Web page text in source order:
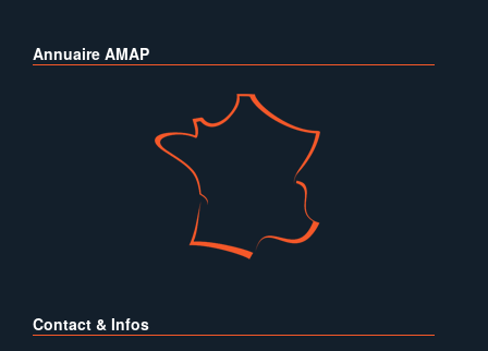
Annuaire AMAP
Contact & Infos